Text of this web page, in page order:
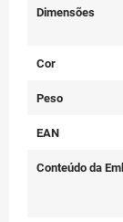
Dimensões
Cor
Peso
EAN
Conteúdo da